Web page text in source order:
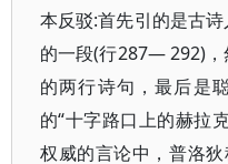
本反驳:首先引的是古
的一段(行287— 292)
的两行诗句，最后是
的“十字路口上的赫拉
权威的言论中，普洛